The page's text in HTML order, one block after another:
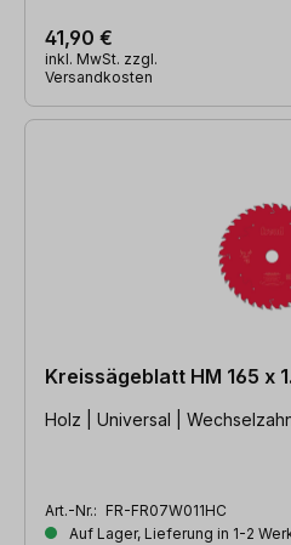
41,90 €
inkl. MwSt. zzgl.
Versandkosten
Kreissägeblatt HM 165 x
Holz | Universal |
Art.-Nr.: FR-FR07W011HC
Auf Lager, Lieferung in 1-2